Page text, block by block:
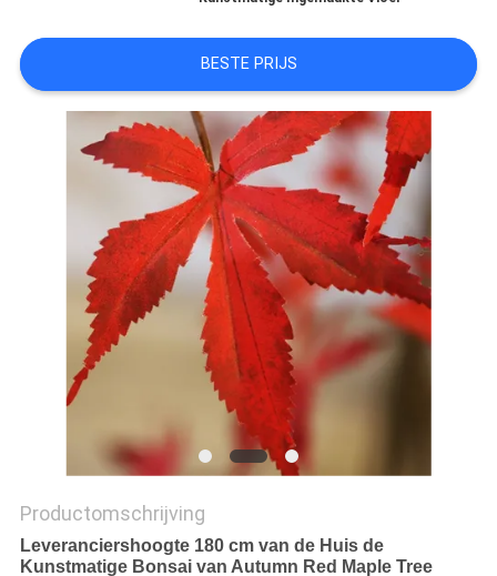
GEVALLEN
OFFERTE
AANVRAGEN
SITEMAP
PRIVACYBELEID
BESTE PRIJS
Productomschrijving
Leveranciershoogte 180 cm van de Huis de
Kunstmatige Bonsai van Autumn Red Maple Tree